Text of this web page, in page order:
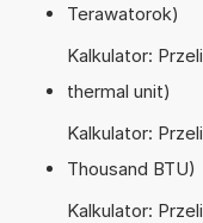
Terawatorok)
Kalkulator:
thermal unit)
Kalkulator:
Thousand BTU)
Kalkulator: